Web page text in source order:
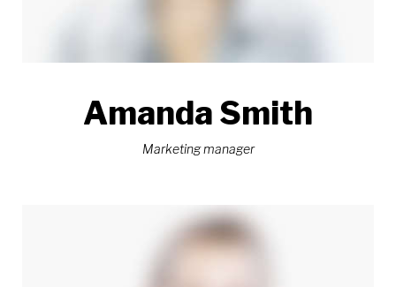
Amanda Smith
Marketing manager